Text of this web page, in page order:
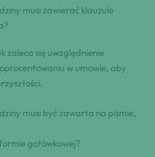
musi zawierać klauzule
zaleca ⁣się uwzględnienie⁢
w umowie, aby
musi być‍ zawarta na piśmie,
gotówkowej?